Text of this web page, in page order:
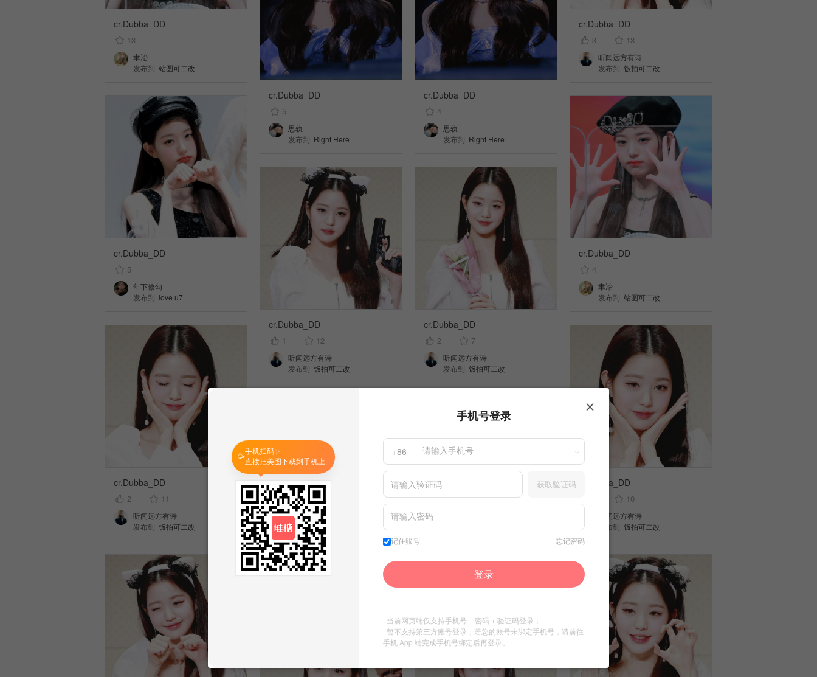
cr.Dubba_DD
13
聿冶
发布到 站图可二改
cr.Dubba_DD
5
思轨
发布到 Right Here
cr.Dubba_DD
4
思轨
发布到 Right Here
cr.Dubba_DD
3 13
听闻远方有诗
发布到 饭拍可二改
cr.Dubba_DD
5
年下修勾
发布到 love u7
cr.Dubba_DD
4
聿冶
发布到 站图可二改
cr.Dubba_DD
1 12
听闻远方有诗
发布到 饭拍可二改
cr.Dubba_DD
2 7
听闻远方有诗
发布到 饭拍可二改
cr.Dubba_DD
2 11
听闻远方有诗
发布到 饭拍可二改
cr.Dubba_DD
10
听闻远方有诗
发布到 饭拍可二改
cr.Dubba_DD
7
听闻远方有诗
🥳手机扫码✨
直接把美图下载到手机上
手机号登录
+86
获取验证码
记住账号 忘记密码
登录
· 当前网页端仅支持手机号 + 密码 + 验证码登录；
· 暂不支持第三方账号登录；若您的账号未绑定手机号，请前往
手机 App 端完成手机号绑定后再登录。